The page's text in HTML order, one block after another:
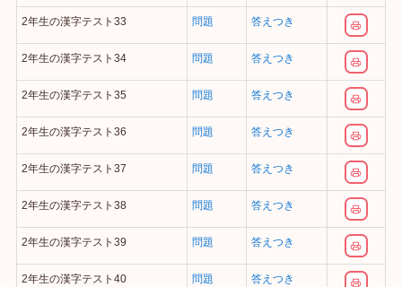
2年生の漢字テスト33 問題 答えつき
2年生の漢字テスト34 問題 答えつき
2年生の漢字テスト35 問題 答えつき
2年生の漢字テスト36 問題 答えつき
2年生の漢字テスト37 問題 答えつき
2年生の漢字テスト38 問題 答えつき
2年生の漢字テスト39 問題 答えつき
2年生の漢字テスト40 問題 答えつき